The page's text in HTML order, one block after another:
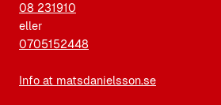
08 231910
eller
0705152448
Info at matsdanielsson.se